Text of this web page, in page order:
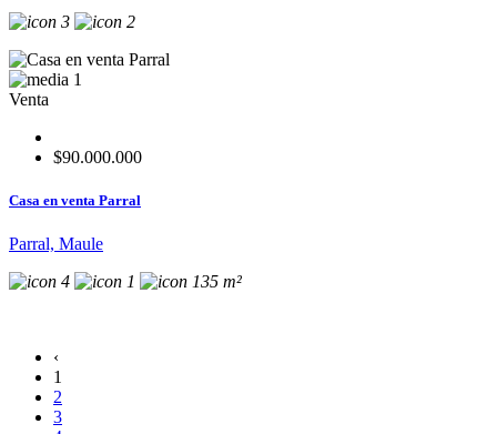
3
2
1
Venta
$90.000.000
Casa en venta Parral
Parral, Maule
4
1 135 m²
‹
1
2
3